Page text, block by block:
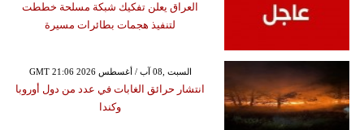
العراق يعلن تفكيك شبكة مسلحة خططت
لتنفيذ هجمات بطائرات مسيرة
GMT 21:06 2026 السبت ,08 آب / أغسطس
انتشار حرائق الغابات في عدد من دول أوروبا
وكندا